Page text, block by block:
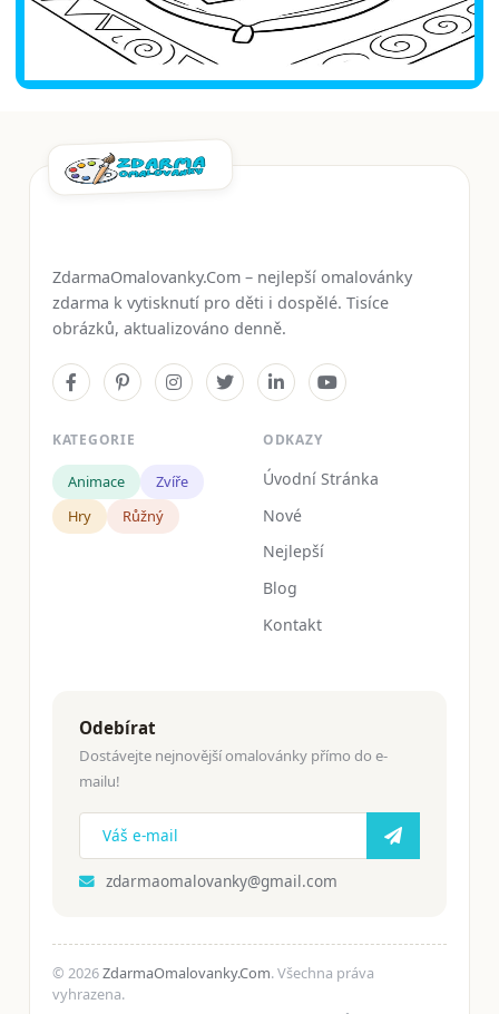
ZdarmaOmalovanky.Com – nejlepší omalovánky
zdarma k vytisknutí pro děti i dospělé. Tisíce
obrázků, aktualizováno denně.
KATEGORIE
Animace
Zvíře
Hry
Růžný
ODKAZY
Úvodní Stránka
Nové
Nejlepší
Blog
Kontakt
Odebírat
Dostávejte nejnovější omalovánky přímo do e-
mailu!
zdarmaomalovanky@gmail.com
© 2026ZdarmaOmalovanky.Com. Všechna práva
vyhrazena.